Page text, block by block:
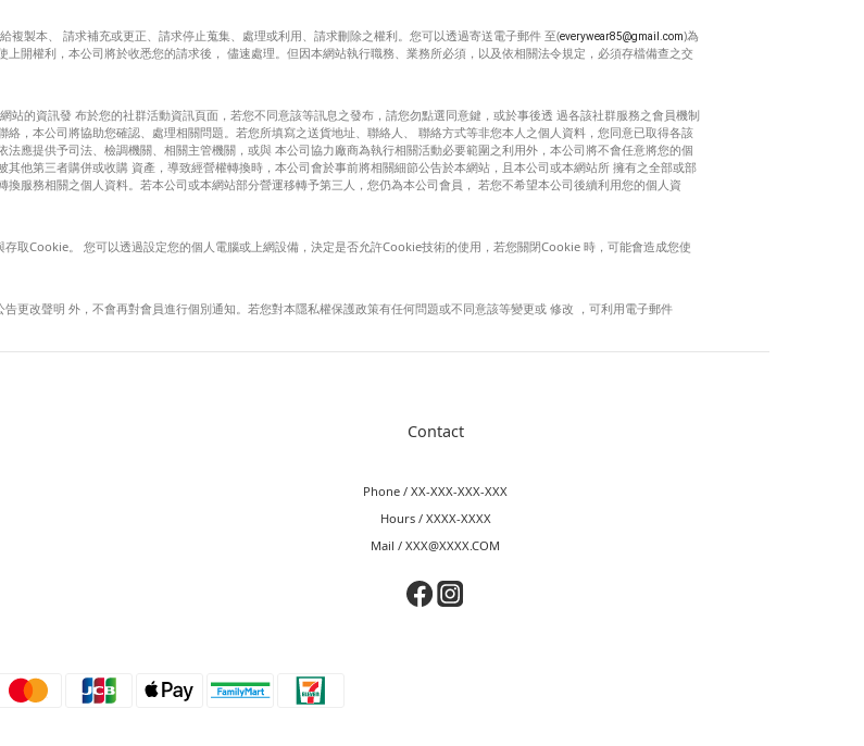
製本、 請求補充或更正、請求停止蒐集、處理或利用、請求刪除之權利。您可以透過寄送電子郵件 至(everywear85@gmail.com)為
開權利，本公司將於收悉您的請求後， 儘速處理。但因本網站執行職務、業務所必須，以及依相關法令規定，必須存檔備查之交
的資訊發 布於您的社群活動資訊頁面，若您不同意該等訊息之發布，請您勿點選同意鍵，或於事後透 過各該社群服務之會員機制
，本公司將協助您確認、處理相關問題。若您所填寫之送貨地址、聯絡人、 聯絡方式等非您本人之個人資料，您同意已取得各該
應提供予司法、檢調機關、相關主管機關，或與 本公司協力廠商為執行相關活動必要範圍之利用外，本公司將不會任意將您的個
他第三者購併或收購 資產，導致經營權轉換時，本公司會於事前將相關細節公告於本網站，且本公司或本網站所 擁有之全部或部
服務相關之個人資料。若本公司或本網站部分營運移轉予第三人，您仍為本公司會員， 若您不希望本公司後續利用您的個人資
取Cookie。 您可以透過設定您的個人電腦或上網設備，決定是否允許Cookie技術的使用，若您關閉Cookie 時，可能會造成您使
更改聲明 外，不會再對會員進行個別通知。若您對本隱私權保護政策有任何問題或不同意該等變更或 修改 ，可利用電子郵件
Contact
Phone / XX-XXX-XXX-XXX
Hours / XXXX-XXXX
Mail / XXX@XXXX.COM